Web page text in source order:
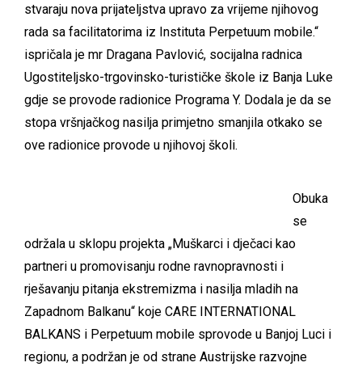
stvaraju nova prijateljstva upravo za vrijeme njihovog
rada sa facilitatorima iz Instituta Perpetuum mobile.“
ispričala je mr Dragana Pavlović, socijalna radnica
Ugostiteljsko-trgovinsko-turističke škole iz Banja Luke
gdje se provode radionice Programa Y. Dodala je da se
stopa vršnjačkog nasilja primjetno smanjila otkako se
ove radionice provode u njihovoj školi.
Obuka
se
održala u sklopu projekta „Muškarci i dječaci kao
partneri u promovisanju rodne ravnopravnosti i
rješavanju pitanja ekstremizma i nasilja mladih na
Zapadnom Balkanu“ koje CARE INTERNATIONAL
BALKANS i Perpetuum mobile sprovode u Banjoj Luci i
regionu, a podržan je od strane Austrijske razvojne